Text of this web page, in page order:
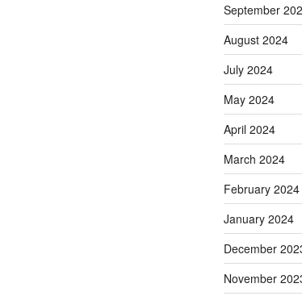
September
August 2024
July 2024
May 2024
April 2024
March 2024
February 2024
January 2024
December
November